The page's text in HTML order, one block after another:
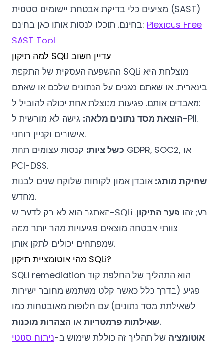
מציעים כלי בדיקת אבטחת יישומים סטטית (SAST)
בחינם. תוכלו לנסות אותו כאן בחינם: Plexicus Free
SAST Tool
למה תיקון SQLi עדיין חשוב
ההשפעה העסקית של התקפת SQLi מוצלחת היא
בינארית: או שאתם מגנים על הנתונים שלכם או שאתם
מאבדים אותם. פגיעות מנוצלת אחת יכולה להוביל ל:
הוצאת מסד נתונים מלאה: גישה לא מורשית ל-PII,
אישורים וקניין רוחני.
כשל ציות: קנסות עצומים תחת GDPR, SOC2, או
PCI-DSS.
שחיקת מותג: אובדן אמון לקוחות שלוקח שנים לבנות
מחדש.
האתגר הוא לא רק לדעת ש-SQLi רע; זהו פער התיקון.
צוותי אבטחה מוצאים פגיעויות מהר יותר ממה
שמפתחים יכולים לתקן אותן.
מהי אוטומציית תיקון SQLi?
SQLi remediation הוא התהליך של החלפת קוד
פגיע (בדרך כלל כאשר קלט משתמש מחובר ישירות
לשאילתת מסד נתונים) עם חלופות מאובטחות כמו
שאילתות פרמטריות או הצהרות מוכנות
.
אוטומציה של תהליך זה כוללת שימוש ב-ניתוח סטטי